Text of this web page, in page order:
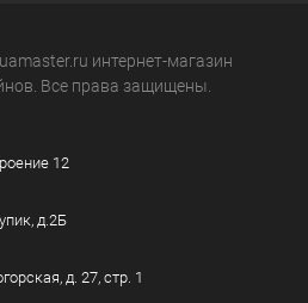
интернет-магазин
Все права защищены.
12
д.2Б
д. 27, стр. 1